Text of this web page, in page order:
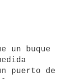
puerto de